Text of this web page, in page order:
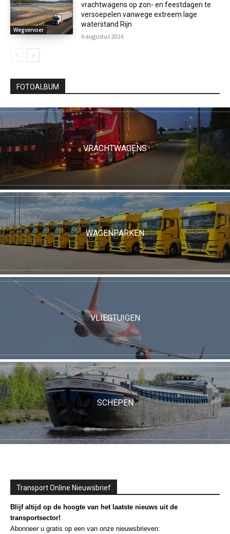
Wegvervoer
vrachtwagens op zon- en feestdagen te
versoepelen vanwege extreem lage
waterstand Rijn
6 augustus 2026
FOTOALBUM
VRACHTWAGENS
WAGENPARKEN
VLIEGTUIGEN
SCHEPEN
Transport Online Nieuwsbrief
Blijf altijd op de hoogte van het laatste nieuws uit de
transportsector!
Abonneer u gratis op een van onze nieuwsbrieven: